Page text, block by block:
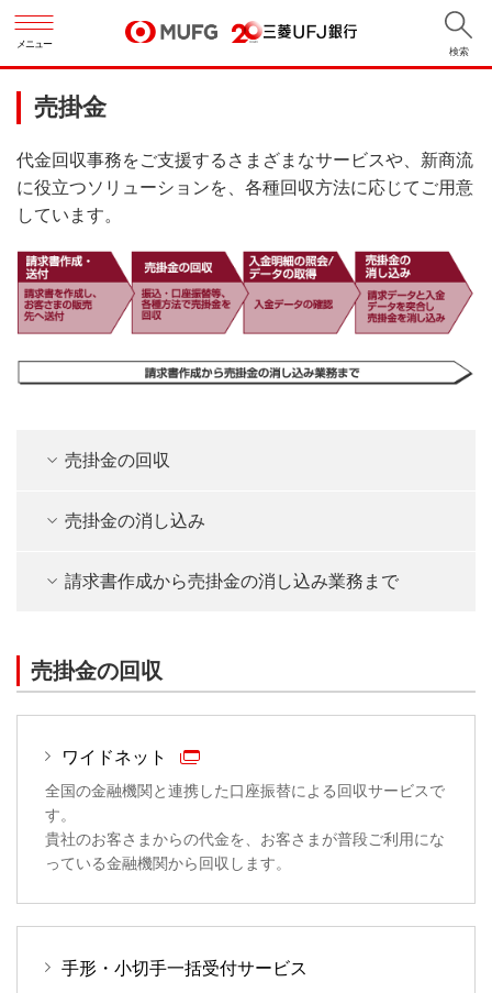
メニュー
検索
売掛金
代金回収事務をご支援するさまざまなサービスや、新商流
に役立つソリューションを、各種回収方法に応じてご用意
しています。
売掛金の回収
売掛金の消し込み
請求書作成から売掛金の消し込み業務まで
売掛金の回収
ワイドネット
全国の金融機関と連携した口座振替による回収サービスで
す。
貴社のお客さまからの代金を、お客さまが普段ご利用にな
っている金融機関から回収します。
手形・小切手一括受付サービス